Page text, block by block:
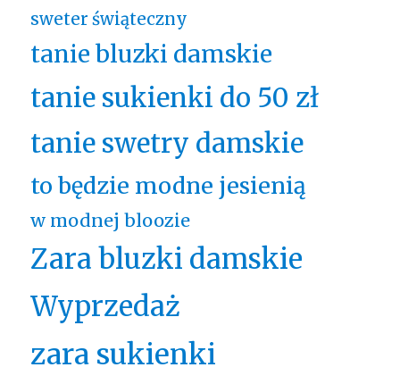
sweter świąteczny
tanie bluzki damskie
tanie sukienki do 50 zł
tanie swetry damskie
to będzie modne jesienią
w modnej bloozie
Zara bluzki damskie
Wyprzedaż
zara sukienki